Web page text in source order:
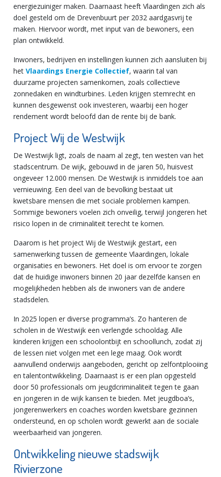
energiezuiniger maken. Daarnaast heeft Vlaardingen zich als
doel gesteld om de Drevenbuurt per 2032 aardgasvrij te
maken. Hiervoor wordt, met input van de bewoners, een
plan ontwikkeld.
Inwoners, bedrijven en instellingen kunnen zich aansluiten bij
het Vlaardings Energie Collectief, waarin tal van
duurzame projecten samenkomen, zoals collectieve
zonnedaken en windturbines. Leden krijgen stemrecht en
kunnen desgewenst ook investeren, waarbij een hoger
rendement wordt beloofd dan de rente bij de bank.
Project Wij de Westwijk
De Westwijk ligt, zoals de naam al zegt, ten westen van het
stadscentrum. De wijk, gebouwd in de jaren 50, huisvest
ongeveer 12.000 mensen. De Westwijk is inmiddels toe aan
vernieuwing. Een deel van de bevolking bestaat uit
kwetsbare mensen die met sociale problemen kampen.
Sommige bewoners voelen zich onveilig, terwijl jongeren het
risico lopen in de criminaliteit terecht te komen.
Daarom is het project Wij de Westwijk gestart, een
samenwerking tussen de gemeente Vlaardingen, lokale
organisaties en bewoners. Het doel is om ervoor te zorgen
dat de huidige inwoners binnen 20 jaar dezelfde kansen en
mogelijkheden hebben als de inwoners van de andere
stadsdelen.
In 2025 lopen er diverse programma’s. Zo hanteren de
scholen in de Westwijk een verlengde schooldag. Alle
kinderen krijgen een schoolontbijt en schoollunch, zodat zij
de lessen niet volgen met een lege maag. Ook wordt
aanvullend onderwijs aangeboden, gericht op zelfontplooiing
en talentontwikkeling. Daarnaast is er een plan opgesteld
door 50 professionals om jeugdcriminaliteit tegen te gaan
en jongeren in de wijk kansen te bieden. Met jeugdboa’s,
jongerenwerkers en coaches worden kwetsbare gezinnen
ondersteund, en op scholen wordt gewerkt aan de sociale
weerbaarheid van jongeren.
Ontwikkeling nieuwe stadswijk
Rivierzone